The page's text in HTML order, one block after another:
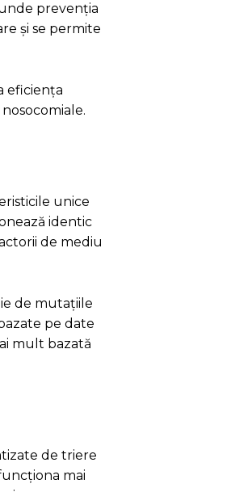
prevenția
și se permite
eficiența
unice
identic
de mediu
de mutațiile
pe date
mult bazată
de triere
mai